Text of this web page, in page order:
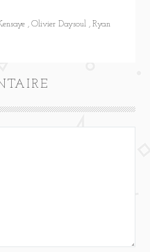
Olivier Daysoul
Ryan